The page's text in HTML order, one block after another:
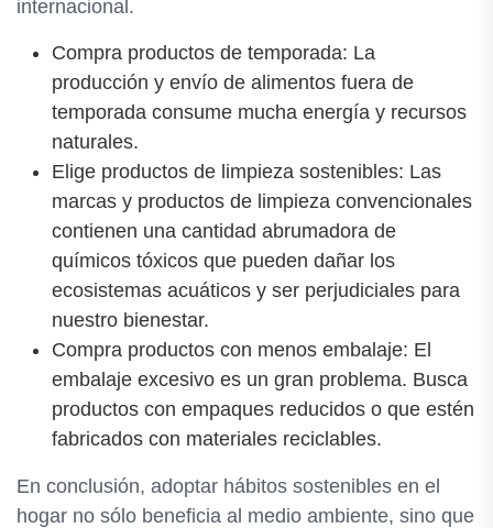
internacional.
Compra productos de temporada: La
producción y envío de alimentos fuera de
temporada consume mucha energía y recursos
naturales.
Elige productos de limpieza sostenibles: Las
marcas y productos de limpieza convencionales
contienen una cantidad abrumadora de
químicos tóxicos que pueden dañar los
ecosistemas acuáticos y ser perjudiciales para
nuestro bienestar.
Compra productos con menos embalaje: El
embalaje excesivo es un gran problema. Busca
productos con empaques reducidos o que estén
fabricados con materiales reciclables.
En conclusión, adoptar hábitos sostenibles en el
hogar no sólo beneficia al medio ambiente, sino que